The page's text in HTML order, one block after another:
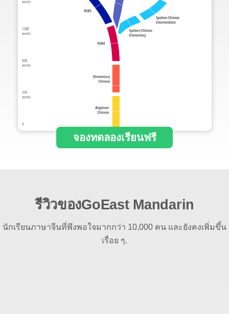
จองทดลองเรียนฟรี
รีวิวของGoEast Mandarin
นักเรียนภาษาจีนที่พึงพอใจมากกว่า 10,000 คน และยังคงเพิ่มขึ้น
เรื่อย ๆ.